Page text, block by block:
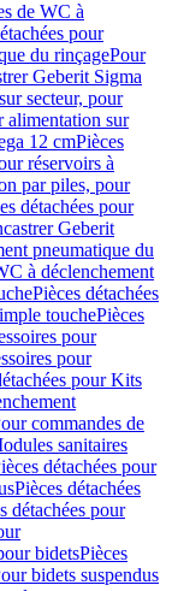
de WC à
pour
du rinçagePour
Geberit Sigma
secteur, pour
alimentation sur
12 cmPièces
réservoirs à
par piles, pour
détachées pour
Geberit
pneumatique du
à déclenchement
Pièces détachées
touchePièces
pour
pour
pour Kits
commandes de
sanitaires
détachées pour
Pièces détachées
détachées pour
bidetsPièces
bidets suspendus